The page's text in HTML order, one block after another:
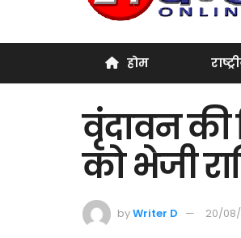
होम
वृंदावन की
को भेजी
byWriter D 20/08/